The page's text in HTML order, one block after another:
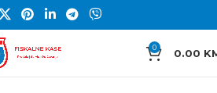
0 0.00